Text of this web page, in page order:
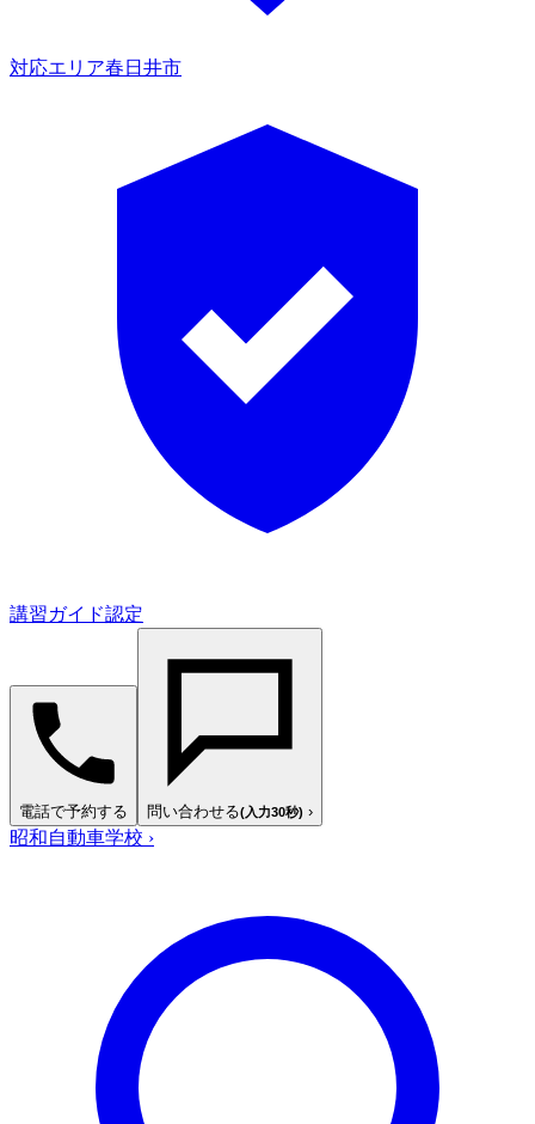
対応エリア春日井市
講習ガイド認定
電話で予約する 問い合わせる(入力30秒) ›
昭和自動車学校 ›